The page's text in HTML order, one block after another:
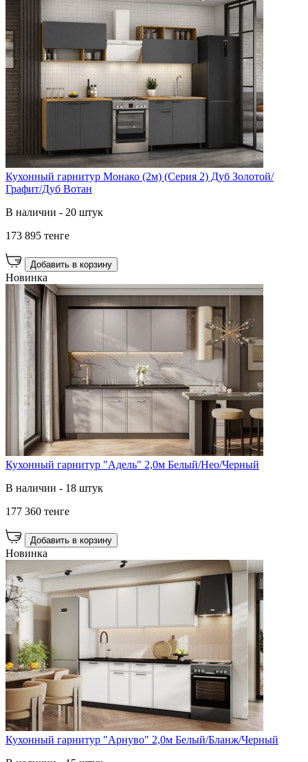
Кухонный гарнитур Монако (2м) (Серия 2) Дуб Золотой/
Графит/Дуб Вотан
В наличии - 20 штук
173 895 тенге
Добавить в корзину
Новинка
Кухонный гарнитур "Адель" 2,0м Белый/Нео/Черный
В наличии - 18 штук
177 360 тенге
Добавить в корзину
Новинка
Кухонный гарнитур "Арнуво" 2,0м Белый/Бланж/Черный